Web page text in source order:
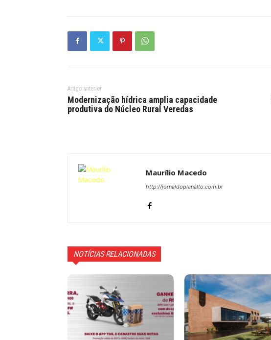
Artigo anterior
Modernização hídrica amplia capacidade
produtiva do Núcleo Rural Veredas
Maurílio Macedo
http://jornaldoplanalto.com.br
NOTÍCIAS RELACIONADAS